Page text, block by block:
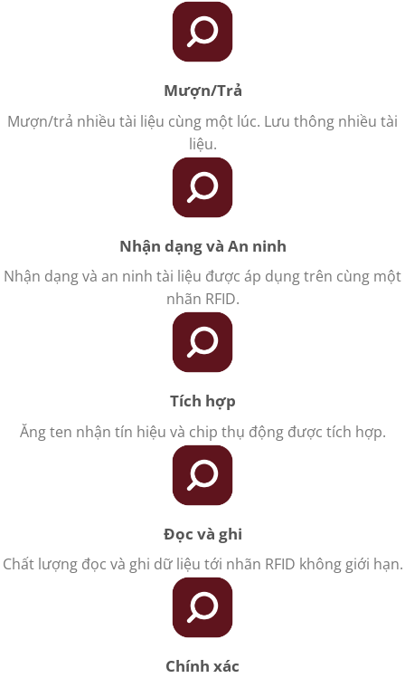
Mượn/Trả
Mượn/trả nhiều tài liệu cùng một lúc. Lưu thông nhiều tài
liệu.
Nhận dạng và An ninh
Nhận dạng và an ninh tài liệu được áp dụng trên cùng một
nhãn RFID.
Tích hợp
Ăng ten nhận tín hiệu và chip thụ động được tích hợp.
Đọc và ghi
Chất lượng đọc và ghi dữ liệu tới nhãn RFID không giới hạn.
Chính xác